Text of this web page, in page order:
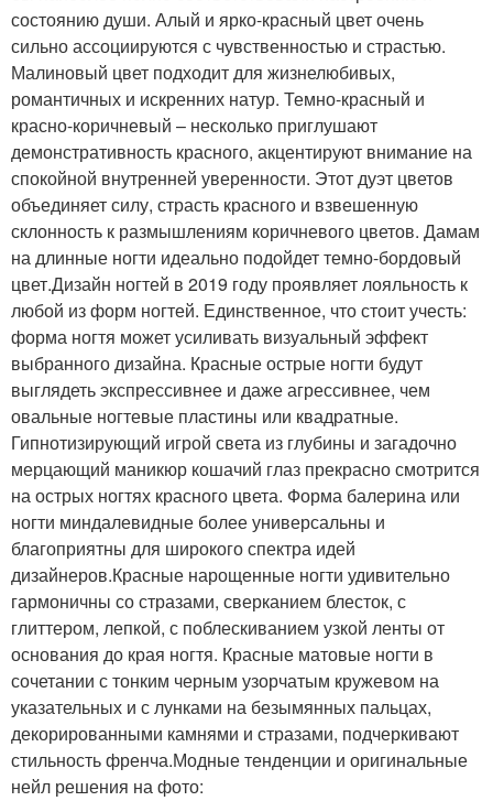
состоянию души. Алый и ярко-красный цвет очень
сильно ассоциируются с чувственностью и страстью.
Малиновый цвет подходит для жизнелюбивых,
романтичных и искренних натур. Темно-красный и
красно-коричневый – несколько приглушают
демонстративность красного, акцентируют внимание на
спокойной внутренней уверенности. Этот дуэт цветов
объединяет силу, страсть красного и взвешенную
склонность к размышлениям коричневого цветов. Дамам
на длинные ногти идеально подойдет темно-бордовый
цвет.Дизайн ногтей в 2019 году проявляет лояльность к
любой из форм ногтей. Единственное, что стоит учесть:
форма ногтя может усиливать визуальный эффект
выбранного дизайна. Красные острые ногти будут
выглядеть экспрессивнее и даже агрессивнее, чем
овальные ногтевые пластины или квадратные.
Гипнотизирующий игрой света из глубины и загадочно
мерцающий маникюр кошачий глаз прекрасно смотрится
на острых ногтях красного цвета. Форма балерина или
ногти миндалевидные более универсальны и
благоприятны для широкого спектра идей
дизайнеров.Красные нарощенные ногти удивительно
гармоничны со стразами, сверканием блесток, с
глиттером, лепкой, с поблескиванием узкой ленты от
основания до края ногтя. Красные матовые ногти в
сочетании с тонким черным узорчатым кружевом на
указательных и с лунками на безымянных пальцах,
декорированными камнями и стразами, подчеркивают
стильность френча.Модные тенденции и оригинальные
нейл решения на фото: